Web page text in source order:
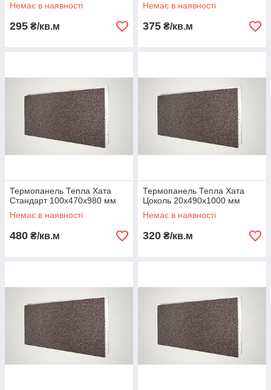
Немає в наявності
295 ₴/кв.м
Немає в наявності
375 ₴/кв.м
Термопанель Тепла Хата
Стандарт 100х470х980 мм
Немає в наявності
480 ₴/кв.м
Термопанель Тепла Хата
Цоколь 20х490х1000 мм
Немає в наявності
320 ₴/кв.м